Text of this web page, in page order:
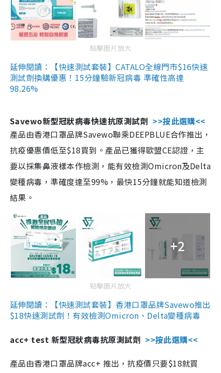
點擊圖片放大
延伸閱讀：【快速測試套裝】CATALO全線門市$16快速
測試劑換購優惠！15分鐘驗新冠病毒 準確性高達
98.26%
Savewo新型冠狀病毒快速抗原測試劑 >>按此選購<<
產品由香港口罩品牌Savewo聯乘DEEPBLUE合作推出，
抗疫優惠價低至$18買到。產品已獲得歐盟CE認證，主
要以採集鼻液樣本作檢測，能有效檢測Omicron及Delta
變種病毒，準確度達至99%，最快15分鐘就能知道檢測
結果。
+2
點擊圖片放大
延伸閱讀：【快速測試套裝】香港口罩品牌Savewo推出
$18快速測試劑！有效檢測Omicron、Delta變種病毒
acc+ test 新型冠狀病毒抗原測試劑 >>按此選購<<
產品由香港口罩品牌acc+ 推出，抗疫價只要$18就買